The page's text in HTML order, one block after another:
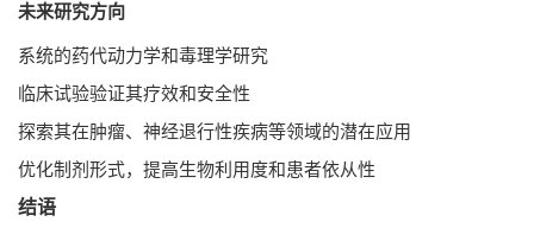
未来研究方向
系统的药代动力学和毒理学研究
临床试验验证其疗效和安全性
探索其在肿瘤、神经退行性疾病等领域的潜在应用
优化制剂形式，提高生物利用度和患者依从性
结语